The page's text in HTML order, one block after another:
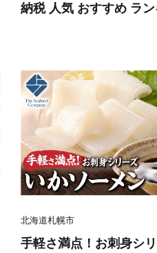
納税 人気 おすすめ ラ
たこ タコ足 水タコ 茹
甘み 食感 刺身 海鮮 料
北海道札幌市
手軽さ満点！お刺身シ